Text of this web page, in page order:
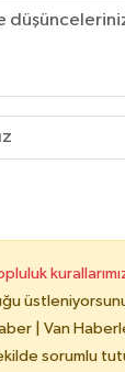
| Van
sorumlu